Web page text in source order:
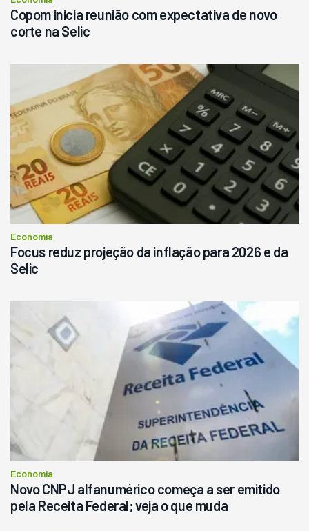
Copom inicia reunião com expectativa de novo
corte na Selic
Economia
Focus reduz projeção da inflação para 2026 e da
Selic
Economia
Novo CNPJ alfanumérico começa a ser emitido
pela Receita Federal; veja o que muda